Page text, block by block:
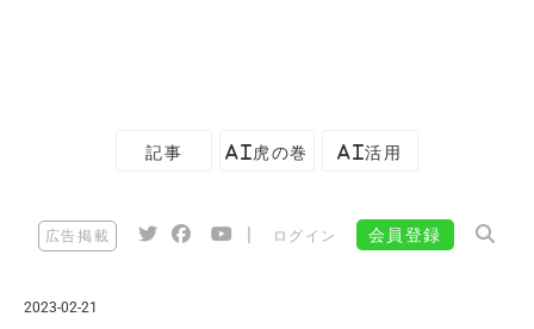
記事 AI虎の巻 AI活用
広告掲載 ログイン 会員登録
2023-02-21